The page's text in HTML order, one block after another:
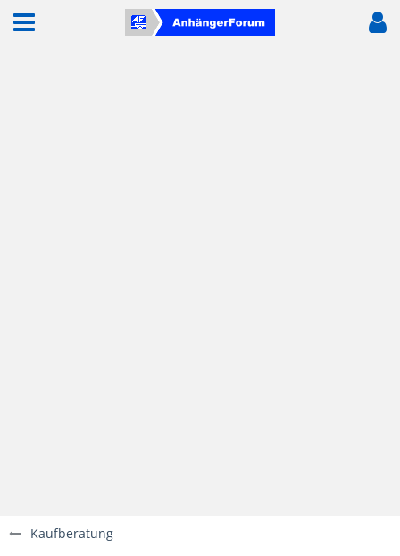
Kaufberatung